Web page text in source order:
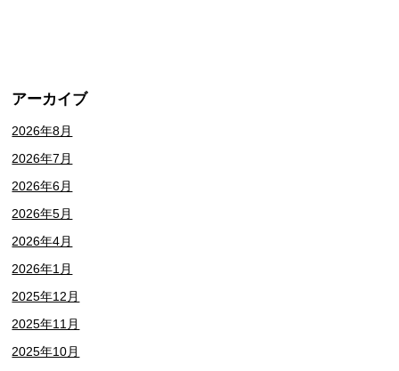
アーカイブ
2026年8月
2026年7月
2026年6月
2026年5月
2026年4月
2026年1月
2025年12月
2025年11月
2025年10月